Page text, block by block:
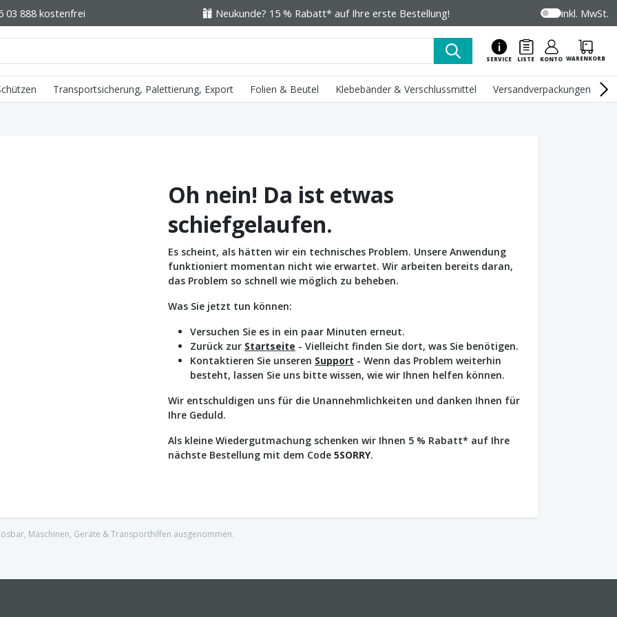
03 888 kostenfrei Neukunde? 15 % Rabatt* auf Ihre erste Bestellung! inkl. MwSt.
SERVICE LISTE KONTO WARENKORB
Transportsicherung, Palettierung, Export Folien & Beutel Klebebänder & Verschlussmittel Versandverpackungen
Oh nein! Da ist etwas
schiefgelaufen.
Es scheint, als hätten wir ein technisches Problem. Unsere Anwendung
funktioniert momentan nicht wie erwartet. Wir arbeiten bereits daran,
das Problem so schnell wie möglich zu beheben.
Was Sie jetzt tun können:
Versuchen Sie es in ein paar Minuten erneut.
Zurück zur Startseite - Vielleicht finden Sie dort, was Sie benötigen.
Kontaktieren Sie unseren Support - Wenn das Problem weiterhin
besteht, lassen Sie uns bitte wissen, wie wir Ihnen helfen können.
Wir entschuldigen uns für die Unannehmlichkeiten und danken Ihnen für
Ihre Geduld.
Als kleine Wiedergutmachung schenken wir Ihnen 5 % Rabatt* auf Ihre
nächste Bestellung mit dem Code 5SORRY.
Maschinen, Geräte & Transporthilfen ausgenommen.